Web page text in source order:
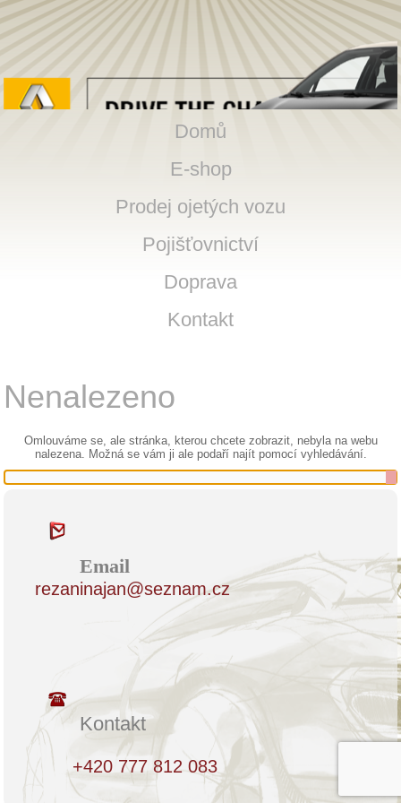
Domů
E-shop
Prodej ojetých vozu
Pojišťovnictví
Doprava
Kontakt
Nenalezeno
Omlouváme se, ale stránka, kterou chcete zobrazit, nebyla na webu
nalezena. Možná se vám ji ale podaří najít pomocí vyhledávání.
Email
rezaninajan@seznam.cz
Kontakt
+420 777 812 083